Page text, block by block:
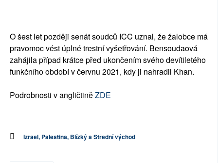
O šest let později senát soudců ICC uznal, že žalobce má
pravomoc vést úplné trestní vyšetřování. Bensoudaová
zahájila případ krátce před ukončením svého devítiletého
funkčního období v červnu 2021, kdy ji nahradil Khan.
Podrobnosti v angličtiněZDE
Izrael, Palestina, Blízký a Střední východ